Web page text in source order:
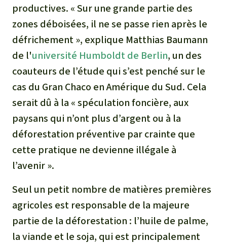
L'accaparement des terres
Le braconnage
Les barrages
Le ciment et le béton
Les routes
productives. « Sur une grande partie des
zones déboisées, il ne se passe rien après le
défrichement », explique Matthias Baumann
de l'université Humboldt de Berlin, un des
coauteurs de l’étude qui s’est penché sur le
cas du Gran Chaco en Amérique du Sud. Cela
serait dû à la « spéculation foncière, aux
paysans qui n’ont plus d’argent ou à la
déforestation préventive par crainte que
cette pratique ne devienne illégale à
l’avenir ».
Seul un petit nombre de matières premières
agricoles est responsable de la majeure
partie de la déforestation : l’huile de palme,
la viande et le soja, qui est principalement